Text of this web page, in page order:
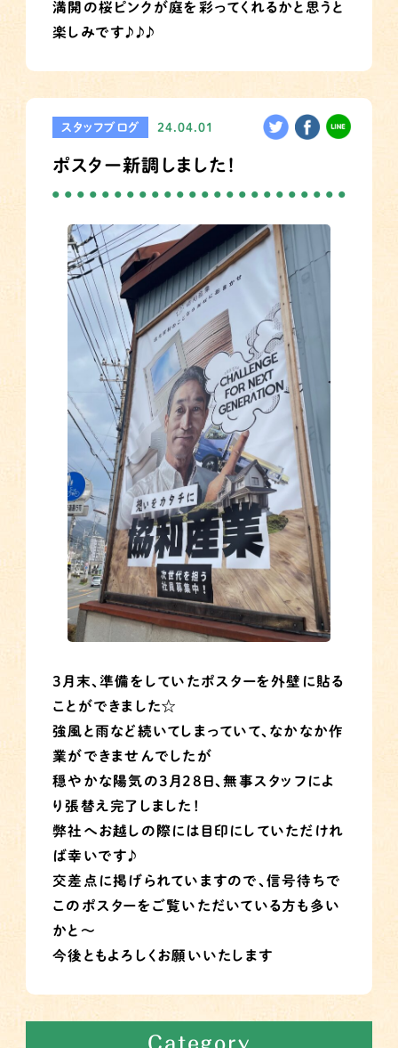
満開の桜ピンクが庭を彩ってくれるかと思うと
楽しみです♪♪♪
スタッフブログ 24.04.01
ポスター新調しました！
３月末、準備をしていたポスターを外壁に貼る
ことができました☆
強風と雨など続いてしまっていて、なかなか作
業ができませんでしたが
穏やかな陽気の３月２８日、無事スタッフによ
り張替え完了しました！
弊社へお越しの際には目印にしていただけれ
ば幸いです♪
交差点に掲げられていますので、信号待ちで
このポスターをご覧いただいている方も多い
かと～
今後ともよろしくお願いいたします
Category